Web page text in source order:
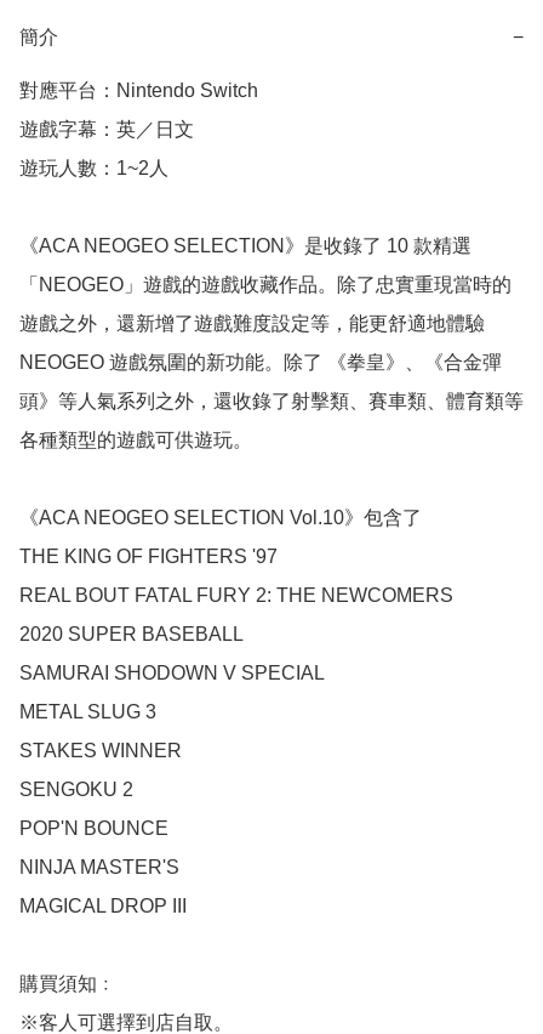
簡介 −
對應平台：Nintendo Switch
遊戲字幕：英／日文
遊玩人數：1~2人
《ACA NEOGEO SELECTION》是收錄了 10 款精選
「NEOGEO」遊戲的遊戲收藏作品。除了忠實重現當時的
遊戲之外，還新增了遊戲難度設定等，能更舒適地體驗
NEOGEO 遊戲氛圍的新功能。除了 《拳皇》、《合金彈
頭》等人氣系列之外，還收錄了射擊類、賽車類、體育類等
各種類型的遊戲可供遊玩。
《ACA NEOGEO SELECTION Vol.10》包含了
THE KING OF FIGHTERS '97
REAL BOUT FATAL FURY 2: THE NEWCOMERS
2020 SUPER BASEBALL
SAMURAI SHODOWN V SPECIAL
METAL SLUG 3
STAKES WINNER
SENGOKU 2
POP'N BOUNCE
NINJA MASTER'S
MAGICAL DROP III
購買須知﹕
※客人可選擇到店自取。